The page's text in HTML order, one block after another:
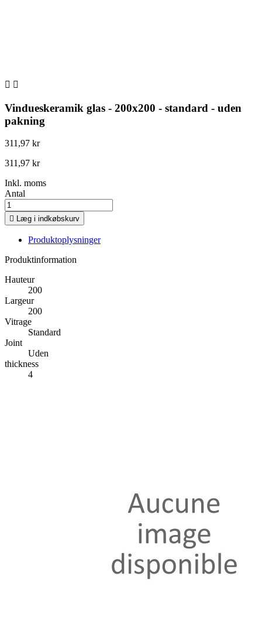
 
Vindueskeramik glas - 200x200 - standard - uden
pakning
311,97 kr
311,97 kr
Inkl. moms
Antal
 Læg i indkøbskurv
Produktoplysninger
Produktinformation
Hauteur
200
Largeur
200
Vitrage
Standard
Joint
Uden
thickness
4